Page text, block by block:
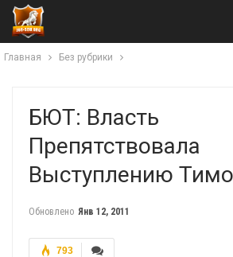
Главная Без рубрики
БЮТ: Власть
Препятствовала
Выступлению
Обновлено Янв 12, 2011
793